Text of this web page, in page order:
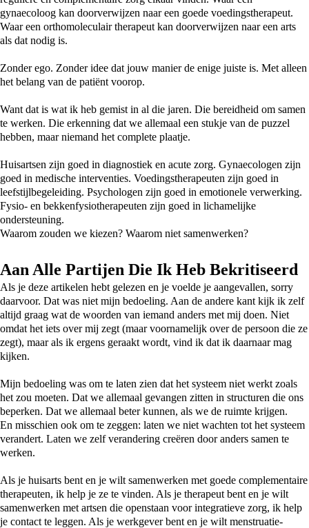
gynaecoloog kan doorverwijzen naar een goede voedingstherapeut.
Waar een orthomoleculair therapeut kan doorverwijzen naar een arts
als dat nodig is.
Zonder ego. Zonder idee dat jouw manier de enige juiste is. Met alleen
het belang van de patiënt voorop.
Want dat is wat ik heb gemist in al die jaren. Die bereidheid om samen
te werken. Die erkenning dat we allemaal een stukje van de puzzel
hebben, maar niemand het complete plaatje.
Huisartsen zijn goed in diagnostiek en acute zorg. Gynaecologen zijn
goed in medische interventies. Voedingstherapeuten zijn goed in
leefstijlbegeleiding. Psychologen zijn goed in emotionele verwerking.
Fysio- en bekkenfysiotherapeuten zijn goed in lichamelijke
ondersteuning.
Waarom zouden we kiezen? Waarom niet samenwerken?
Aan Alle Partijen Die Ik Heb Bekritiseerd
Als je deze artikelen hebt gelezen en je voelde je aangevallen, sorry
daarvoor. Dat was niet mijn bedoeling. Aan de andere kant kijk ik zelf
altijd graag wat de woorden van iemand anders met mij doen. Niet
omdat het iets over mij zegt (maar voornamelijk over de persoon die ze
zegt), maar als ik ergens geraakt wordt, vind ik dat ik daarnaar mag
kijken.
Mijn bedoeling was om te laten zien dat het systeem niet werkt zoals
het zou moeten. Dat we allemaal gevangen zitten in structuren die ons
beperken. Dat we allemaal beter kunnen, als we de ruimte krijgen.
En misschien ook om te zeggen: laten we niet wachten tot het systeem
verandert. Laten we zelf verandering creëren door anders samen te
werken.
Als je huisarts bent en je wilt samenwerken met goede complementaire
therapeuten, ik help je ze te vinden. Als je therapeut bent en je wilt
samenwerken met artsen die openstaan voor integratieve zorg, ik help
je contact te leggen. Als je werkgever bent en je wilt menstruatie-